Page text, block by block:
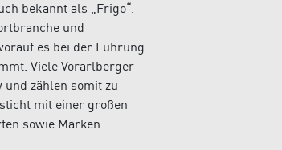
bekannt als „Frigo“.
und
es bei der Führung
Viele Vorarlberger
und zählen somit zu
mit einer großen
sowie Marken.